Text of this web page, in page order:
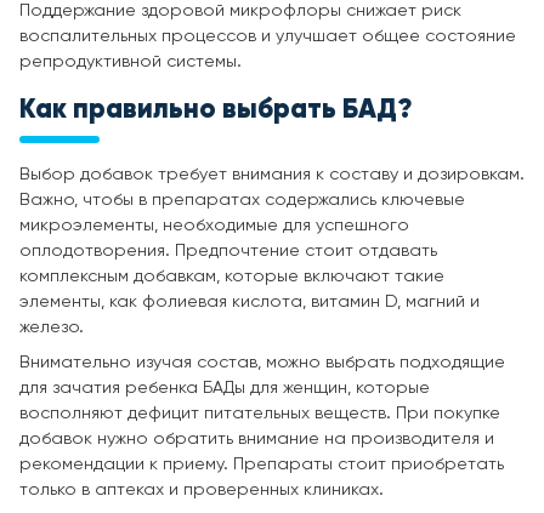
Поддержание здоровой микрофлоры снижает риск
воспалительных процессов и улучшает общее состояние
репродуктивной системы.
Как правильно выбрать БАД?
Выбор добавок требует внимания к составу и дозировкам.
Важно, чтобы в препаратах содержались ключевые
микроэлементы, необходимые для успешного
оплодотворения. Предпочтение стоит отдавать
комплексным добавкам, которые включают такие
элементы, как фолиевая кислота, витамин D, магний и
железо.
Внимательно изучая состав, можно выбрать подходящие
для зачатия ребенка БАДы для женщин, которые
восполняют дефицит питательных веществ. При покупке
добавок нужно обратить внимание на производителя и
рекомендации к приему. Препараты стоит приобретать
только в аптеках и проверенных клиниках.